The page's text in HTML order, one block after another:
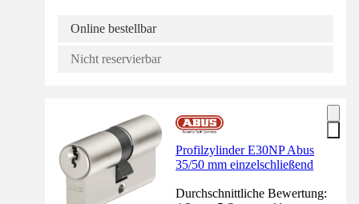
Online bestellbar
Nicht reservierbar
Profilzylinder E30NP Abus
35/50 mm einzelschließend
Durchschnittliche Bewertung: